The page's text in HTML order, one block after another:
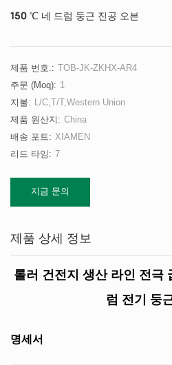
150 ℃ 네 드럼 둥근 진공 오븐
제품 번호.: TOB-JK-ZKHX-AR4
주문 (moq): 1
지불: L/C,T/T,Western Union
제품 원산지: China
배송 포트: XIAMEN
리드 타임: 7
지금 문의
제품 상세 정보
롤러 건전지 생산 라인 전극
럼 전기 둥
명세서